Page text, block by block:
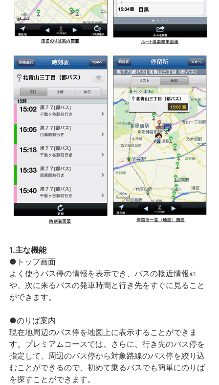
1.主な機能
●トップ画面
よく使うバス停の情報を表示でき、バスの接近情報※1
や、次に来るバスの発車時間と行き先をすぐに見ること
ができます。
●のりば案内
現在地周辺のバス停を地図上に表示することができま
す。プレミアムコースでは、さらに、行き先のバス停を
指定して、周辺のバス停から対象路線のバス停を絞り込
むことができるので、初めて乗るバスでも簡単にのりば
を探すことができます。